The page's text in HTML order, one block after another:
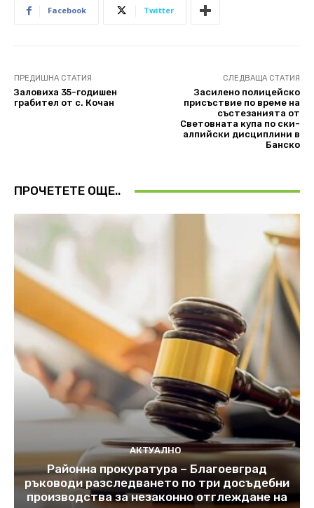
Facebook Twitter
ПРЕДИШНА СТАТИЯ
Заловиха 35-годишен
грабител от с. Кочан
СЛЕДВАЩА СТАТИЯ
Засилено полицейско
присъствие по време на
състезанията от
Световната купа по ски-
алпийски дисциплини в
Банско
ПРОЧЕТЕТЕ ОЩЕ..
АКТУАЛНО
Районна прокуратура – Благоевград
ръководи разследването по три досъдебни
производства за незаконно отглеждане на